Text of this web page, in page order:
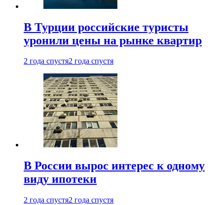
В Турции российские туристы
уронили цены на рынке квартир
2 года спустя2 года спустя
В России вырос интерес к одному
виду ипотеки
2 года спустя2 года спустя